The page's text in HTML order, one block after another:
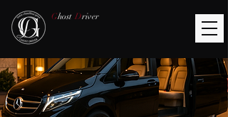
Ghost Driver